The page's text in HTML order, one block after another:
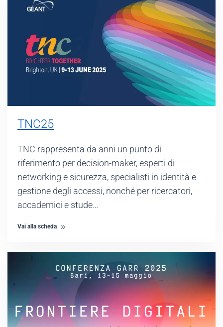
TNC25
TNC rappresenta da anni un punto di
riferimento per decision-maker, esperti di
networking e sicurezza, specialisti in identità e
gestione degli accessi, nonché per ricercatori,
accademici e stude…
Vai alla scheda